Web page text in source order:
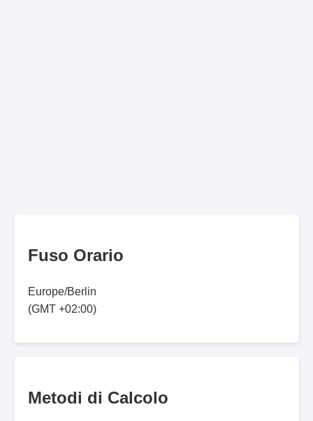
Fuso Orario
Europe/Berlin
(GMT +02:00)
Metodi di Calcolo